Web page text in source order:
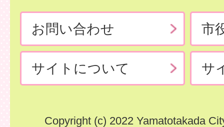
お問い合わせ 市
サイトについて サ
Copyright (c) 2022 Yamatotakada